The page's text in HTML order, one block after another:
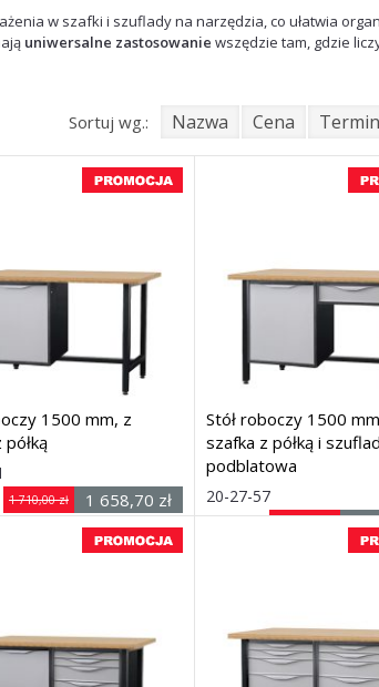
w szafki i szuflady na narzędzia, co ułatwia
uniwersalne zastosowanie wszędzie tam, gdzie
Sortuj wg.: Nazwa Cena
1500 mm, z
1 658,70 zł
1 710,00 zł
netto
Stół roboczy 1500
szafka z półką i
podblatowa
20-27-57
2
1500 ×